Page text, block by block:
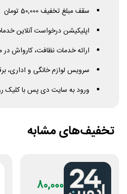
سقف مبلغ تخفیف 50,000 تومان
اپلیکیشن درخواست آنلاین
ارائه خدمات نظافت، کارواش در
سرویس لوازم خانگی و اداری،
ورود به سایت دی پس با کلیک
تخفیف‌های مشابه
80,000